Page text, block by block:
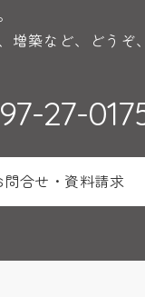
増築など、どうぞ
27-
問合せ・資料請求